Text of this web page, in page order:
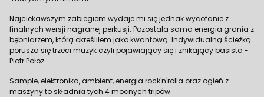
Najciekawszym zabiegiem wydaje mi się jednak wycofanie z
finalnych wersji nagranej perkusji. Pozostała sama energia grania z
bębniarzem, którą określiłem jako kwantową. Indywidualną ścieżką
porusza się trzeci muzyk czyli pojawiający się i znikający basista -
Piotr Połoz.
Sample, elektronika, ambient, energia rock'n'rolla oraz ogień z
maszyny to składniki tych 4 mocnych tripów.